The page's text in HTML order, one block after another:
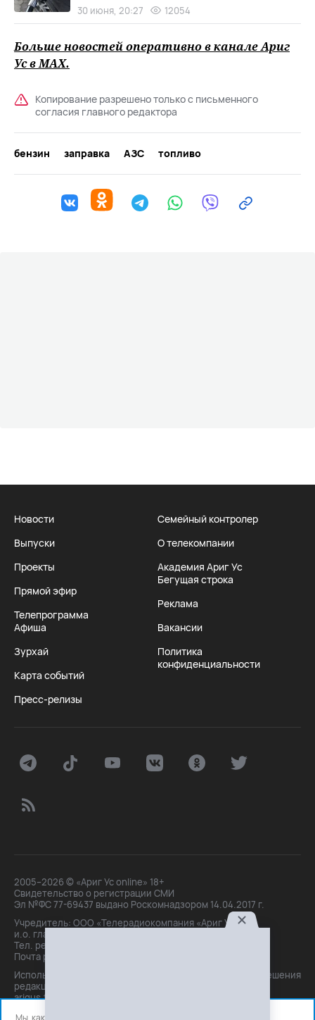
30 июня, 20:27 12054
Больше новостей оперативно в канале Ариг
Ус вMAХ.
Копирование разрешено только с письменного
согласия главного редактора
бензин заправка АЗС топливо
Новости
Выпуски
Проекты
Прямой эфир
Телепрограмма
Афиша
Зурхай
Карта событий
Пресс-релизы
Семейный контролер
О телекомпании
Академия Ариг Ус
Бегущая строка
Реклама
Вакансии
Политика
конфиденциальности
2005–2026 © «Ариг Ус online» 18+
Свидетельство о регистрации СМИ
Эл №ФС 77-69437 выдано Роскомнадзором 14.04.2017 г.
Учредитель: ООО «Телерадиокомпания «Ариг Ус»,
и.о. главного редактора: Маханова О.Б.
Тел. peдakции: +7(3012)21-30-14,
Почта peдakции: editor@arigus.tv
Использование материалов только с письменного разрешения
редакции. При цитировании прямая активная ссылка на
arigus.tv обязательна.
Мы, как и все используем файлы cookie и сервисы аналитики.